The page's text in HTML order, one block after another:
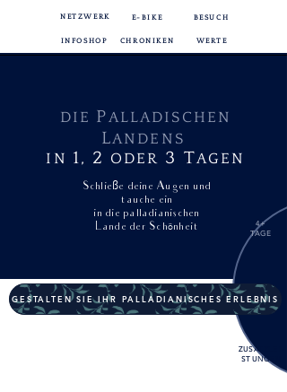
NETZWERK E-BIKE BESUCH
INFOSHOP CHRONIKEN WERTE
DIE P ALLADISCHEN
LANDENS
IN 1, 2 ODER 3 TAGEN
Schließe deine Augen und
tauche ein
in die palladianischen
Lande der Schönheit
4+
TAGE
GESTALTEN SIE IHR PALLADIANISCHES ERLEBNIS
ZUSATZLEI-
STUNGEN